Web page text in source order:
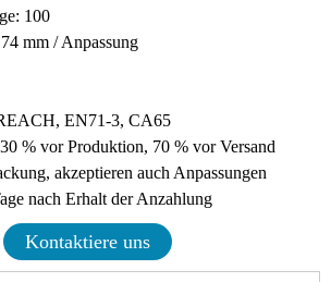
100
mm / Anpassung
EN71-3, CA65
% vor Produktion, 70 % vor Versand
akzeptieren auch Anpassungen
nach Erhalt der Anzahlung
Kontaktiere uns